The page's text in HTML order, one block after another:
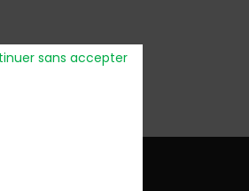
sans accepter